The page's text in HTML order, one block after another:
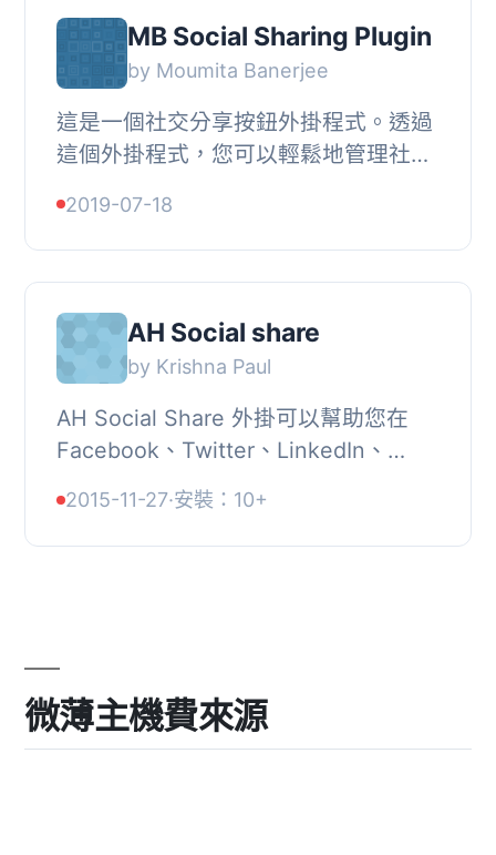
MB Social Sharing Plugin
by Moumita Banerjee
這是一個社交分享按鈕外掛程式。透過
這個外掛程式，您可以輕鬆地管理社交
[mb_social_share label=”Social
Sharing&#...
2019-07-18
AH Social share
by Krishna Paul
AH Social Share 外掛可以幫助您在
Facebook、Twitter、LinkedIn、
Social Share 外掛非常簡單，即使是初
學者也可以輕鬆應...
2015-11-27·安裝：10+
微薄主機費來源